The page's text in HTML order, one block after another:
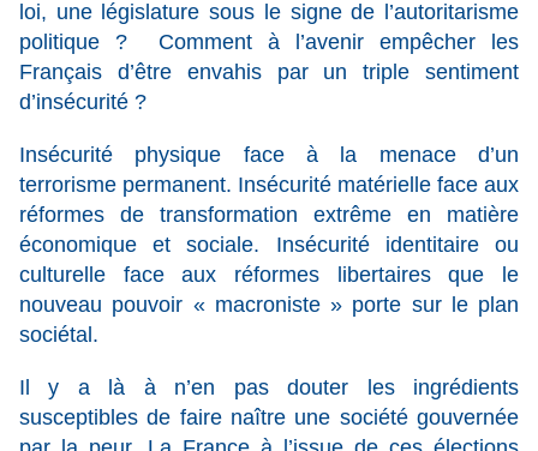
loi, une législature sous le signe de l’autoritarisme
politique ? Comment à l’avenir empêcher les
Français d’être envahis par un triple sentiment
d’insécurité ?
Insécurité physique face à la menace d’un
terrorisme permanent. Insécurité matérielle face aux
réformes de transformation extrême en matière
économique et sociale. Insécurité identitaire ou
culturelle face aux réformes libertaires que le
nouveau pouvoir « macroniste » porte sur le plan
sociétal.
Il y a là à n’en pas douter les ingrédients
susceptibles de faire naître une société gouvernée